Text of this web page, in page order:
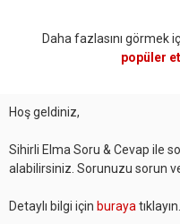
Daha fazlasını görmek
popüler
Hoş geldiniz,
Sihirli Elma Soru & Cevap ile
alabilirsiniz. Sorunuzu sorun
Detaylı bilgi için buraya tıklayın.